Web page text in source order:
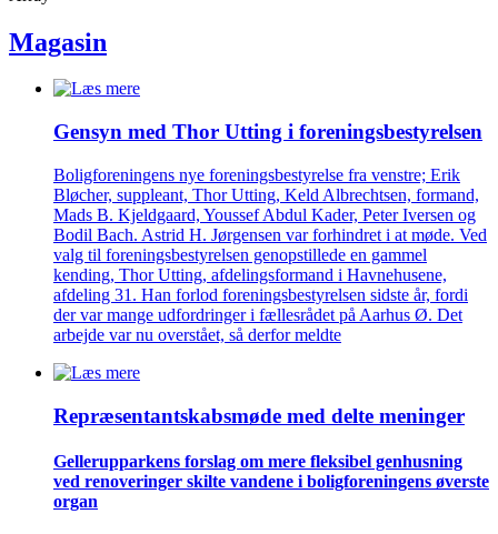
Magasin
Gensyn med Thor Utting i forenings­bestyrelsen
Boligforeningens nye foreningsbestyrelse fra venstre; Erik
Bløcher, suppleant, Thor Utting, Keld Albrechtsen, formand,
Mads B. Kjeldgaard, Youssef Abdul Kader, Peter Iversen og
Bodil Bach. Astrid H. Jørgensen var forhindret i at møde. Ved
valg til foreningsbestyrelsen genopstillede en gammel
kending, Thor Utting, afdelingsformand i Havnehusene,
afdeling 31. Han forlod foreningsbestyrelsen sidste år, fordi
der var mange udfordringer i fællesrådet på Aarhus Ø. Det
arbejde var nu overstået, så derfor meldte
Repræsentant­skabs­møde med delte meninger
Gellerup­parkens forslag om mere fleksibel genhusning
ved renove­ringer skilte vandene i bolig­foreningens øverste
organ